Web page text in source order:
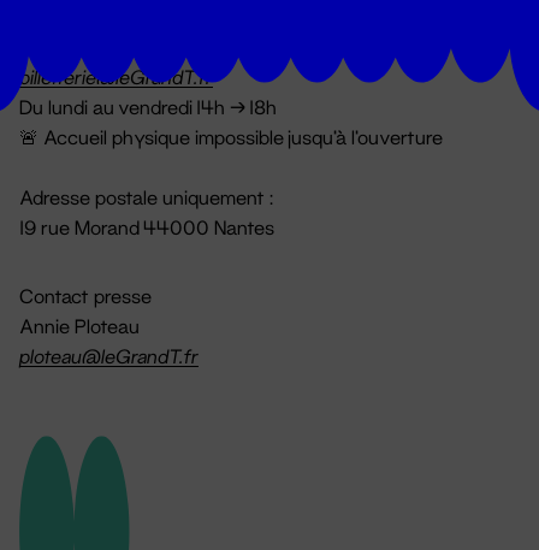
billetterie@leGrandT.fr
Du lundi au vendredi 14h → 18h
🚨 Accueil physique impossible jusqu'à l'ouverture
Adresse postale uniquement :
19 rue Morand 44000 Nantes
Contact presse
Annie Ploteau
ploteau@leGrandT.fr